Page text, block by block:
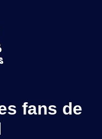
fans de